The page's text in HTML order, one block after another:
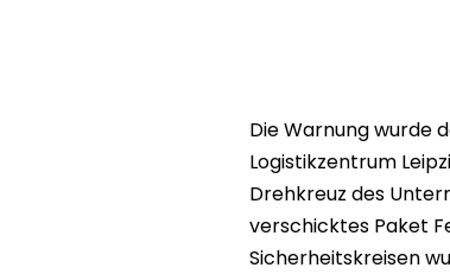
Die Warnung wurde
Logistikzentrum
Drehkreuz des
verschicktes Paket
Sicherheitskreisen